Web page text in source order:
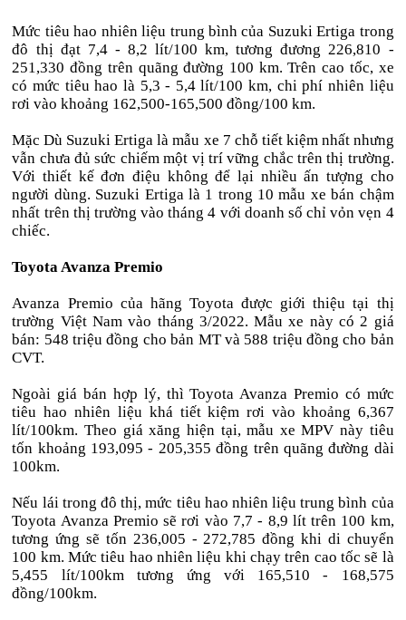
Mức tiêu hao nhiên liệu trung bình của Suzuki Ertiga trong
đô thị đạt 7,4 - 8,2 lít/100 km, tương đương 226,810 -
251,330 đồng trên quãng đường 100 km. Trên cao tốc, xe
có mức tiêu hao là 5,3 - 5,4 lít/100 km, chi phí nhiên liệu
rơi vào khoảng 162,500-165,500 đồng/100 km.
Mặc Dù Suzuki Ertiga là mẫu xe 7 chỗ tiết kiệm nhất nhưng
vẫn chưa đủ sức chiếm một vị trí vững chắc trên thị trường.
Với thiết kế đơn điệu không để lại nhiều ấn tượng cho
người dùng. Suzuki Ertiga là 1 trong 10 mẫu xe bán chậm
nhất trên thị trường vào tháng 4 với doanh số chỉ vỏn vẹn 4
chiếc.
Toyota Avanza Premio
Avanza Premio của hãng Toyota được giới thiệu tại thị
trường Việt Nam vào tháng 3/2022. Mẫu xe này có 2 giá
bán: 548 triệu đồng cho bản MT và 588 triệu đồng cho bản
CVT.
Ngoài giá bán hợp lý, thì Toyota Avanza Premio có mức
tiêu hao nhiên liệu khá tiết kiệm rơi vào khoảng 6,367
lít/100km. Theo giá xăng hiện tại, mẫu xe MPV này tiêu
tốn khoảng 193,095 - 205,355 đồng trên quãng đường dài
100km.
Nếu lái trong đô thị, mức tiêu hao nhiên liệu trung bình của
Toyota Avanza Premio sẽ rơi vào 7,7 - 8,9 lít trên 100 km,
tương ứng sẽ tốn 236,005 - 272,785 đồng khi di chuyển
100 km. Mức tiêu hao nhiên liệu khi chạy trên cao tốc sẽ là
5,455 lít/100km tương ứng với 165,510 - 168,575
đồng/100km.